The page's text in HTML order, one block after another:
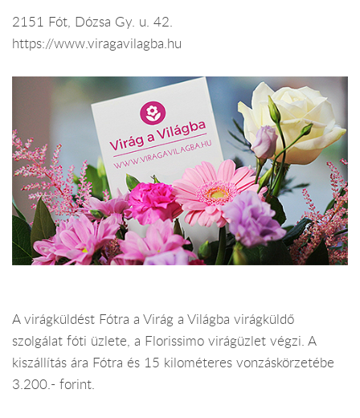
2151 Fót, Dózsa Gy. u. 42.
https://www.viragavilagba.hu
A virágküldést Fótra a Virág a Világba virágküldő
szolgálat fóti üzlete, a Florissimo virágüzlet végzi. A
kiszállítás ára Fótra és 15 kilométeres vonzáskörzetébe
3.200.- forint.